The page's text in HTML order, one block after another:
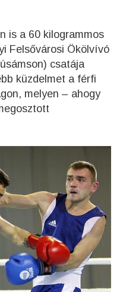
is a 60 kilogrammos
Felsővárosi Ökölvívó
csatája
küzdelmet a férfi
melyen – ahogy